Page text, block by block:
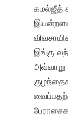
கமல்ஜீத்
இங்கு
அவ்வாறு